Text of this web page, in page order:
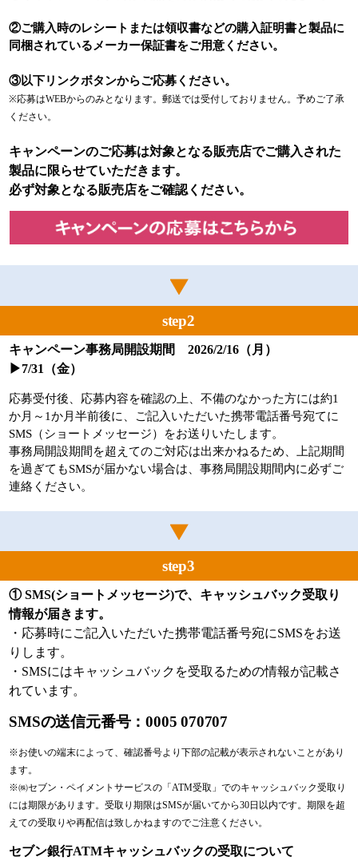
②ご購入時のレシートまたは領収書などの購入証明書と製品に
同梱されているメーカー保証書をご用意ください。
③以下リンクボタンからご応募ください。
※応募はWEBからのみとなります。郵送では受付しておりません。予めご了承
ください。
キャンペーンのご応募は対象となる販売店でご購入された
製品に限らせていただきます。
必ず対象となる販売店をご確認ください。
step2
キャンペーン事務局開設期間 2026/2/16（月）
▶7/31（金）
応募受付後、応募内容を確認の上、不備のなかった方には約1
か月～1か月半前後に、ご記入いただいた携帯電話番号宛てに
SMS（ショートメッセージ）をお送りいたします。
事務局開設期間を超えてのご対応は出来かねるため、上記期間
を過ぎてもSMSが届かない場合は、事務局開設期間内に必ずご
連絡ください。
step3
① SMS(ショートメッセージ)で、キャッシュバック受取り
情報が届きます。
・応募時にご記入いただいた携帯電話番号宛にSMSをお送
りします。
・SMSにはキャッシュバックを受取るための情報が記載さ
れています。
SMSの送信元番号：0005 070707
※お使いの端末によって、確認番号より下部の記載が表示されないことがあり
ます。
※㈱セブン・ペイメントサービスの「ATM受取」でのキャッシュバック受取り
には期限があります。受取り期限はSMSが届いてから30日以内です。期限を超
えての受取りや再配信は致しかねますのでご注意ください。
セブン銀行ATMキャッシュバックの受取について